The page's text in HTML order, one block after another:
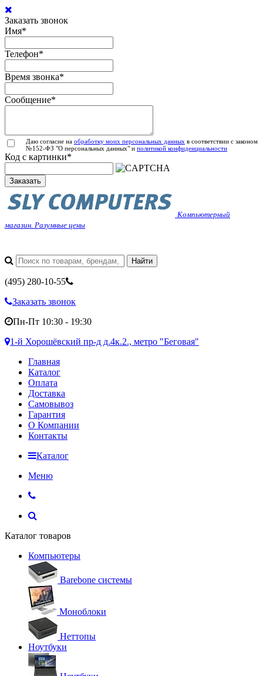
Заказать звонок
Имя*
Телефон*
Время звонка*
Сообщение*
Даю согласие на обработку моих персональных данных в соответствии с законом
№152-ФЗ "О персональных данных" и политикой конфиденциальности
Код с картинки*
Заказать
Компьютерный
магазин. Разумные цены
(495) 280-10-55
Заказать звонок
Пн-Пт 10:30 - 19:30
1-й Хорошёвский пр-д д.4к.2., метро "Беговая"
Главная
Каталог
Оплата
Доставка
Самовывоз
Гарантия
О Компании
Контакты
Каталог
Меню
Каталог товаров
Компьютеры
Barebone системы
Моноблоки
Неттопы
Ноутбуки